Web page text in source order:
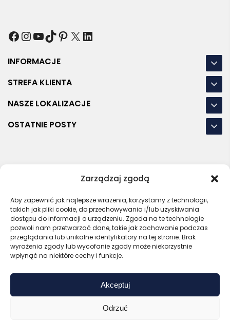
Zarządzaj zgodą
Aby zapewnić jak najlepsze wrażenia, korzystamy z technologii,
takich jak pliki cookie, do przechowywania i/lub uzyskiwania
dostępu do informacji o urządzeniu. Zgoda na te technologie
pozwoli nam przetwarzać dane, takie jak zachowanie podczas
przeglądania lub unikalne identyfikatory na tej stronie. Brak
wyrażenia zgody lub wycofanie zgody może niekorzystnie
wpłynąć na niektóre cechy i funkcje.
Akceptuj
Odrzuć
Facebook
Instagram
YouTube
TikTok
Pinterest
X LinkedIn
INFORMACJE
STREFA KLIENTA
NASZE LOKALIZACJE
OSTATNIE POSTY
POLITYKA PRYWATNOŚCI
Bezpieczny sklep
Certyfikat SSL
Zaufany sprzedawca
Sprawdź opinie
Copyright © 2026 Gadzety.pl